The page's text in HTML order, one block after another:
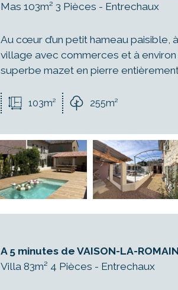
Mas 103m² 3 Pièces - Entrechaux
Au cœur d’un petit hameau paisible,
village avec commerces et à
superbe mazet en pierre
103m² 255m²
A 5 minutes de VAISON-LA-
Villa 83m² 4 Pièces - Entrechaux